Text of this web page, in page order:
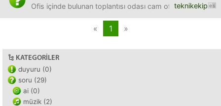
teknikekip
Ofis içinde bulunan toplantısı odası cam ofis. Bunu ses
« 1 »
KATEGORILER
duyuru (0)
soru (29)
ai (0)
müzik (2)